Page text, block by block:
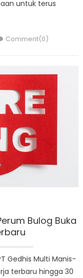
untuk terus
Comment(0)
Bulog Buka
Gedhis Multi Manis-
terbaru hingga 30